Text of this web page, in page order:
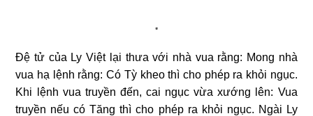
*
Đệ tử của Ly Việt lại thưa với nhà vua rằng: Mong nhà
vua hạ lệnh rằng: Có Tỳ kheo thì cho phép ra khỏi ngục.
Khi lệnh vua truyền đến, cai ngục vừa xướng lên: Vua
truyền nếu có Tăng thì cho phép ra khỏi ngục. Ngài Ly